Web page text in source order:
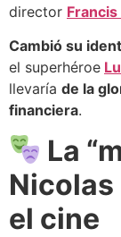
director
Cambió su
el superhéroe
llevaría de la
financiera.
La
Nicolas
el cine